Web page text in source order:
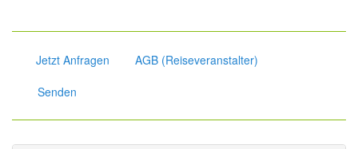
Jetzt Anfragen
AGB (Reiseveranstalter)
Senden